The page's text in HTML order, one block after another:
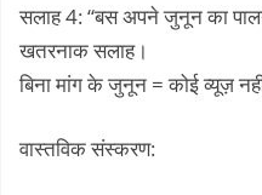
सलाह 4: “बस अपने जुनून का
खतरनाक सलाह।
बिना मांग के जुनून = कोई व्यूज़
वास्तविक संस्करण: